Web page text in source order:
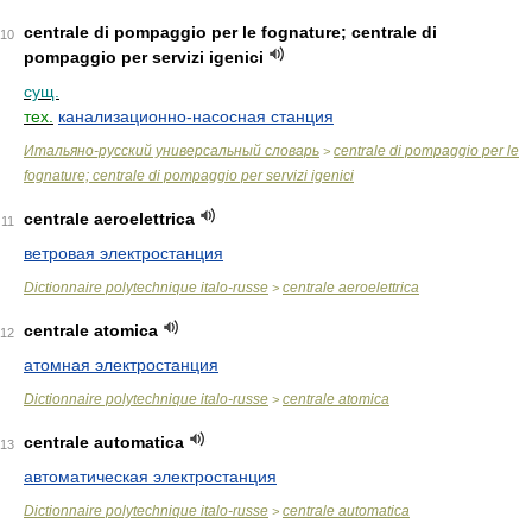
10
centrale di pompaggio per le fognature; centrale di
pompaggio per servizi igenici
сущ.
тех. канализационно-насосная станция
Итальяно-русский универсальный словарь > centrale di pompaggio per le
fognature; centrale di pompaggio per servizi igenici
11
centrale aeroelettrica
ветровая электростанция
Dictionnaire polytechnique italo-russe > centrale aeroelettrica
12
centrale atomica
атомная электростанция
Dictionnaire polytechnique italo-russe > centrale atomica
13
centrale automatica
автоматическая электростанция
Dictionnaire polytechnique italo-russe > centrale automatica